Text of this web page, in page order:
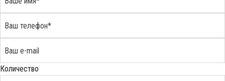
Количество